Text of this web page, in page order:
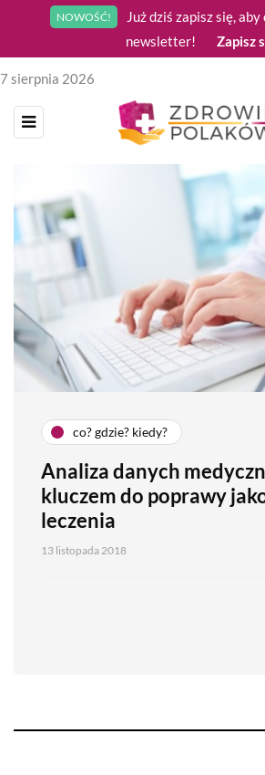
NOWOŚĆ!
Już dziś zapisz się,
newsletter!
Zapisz
7 sierpnia 2026
co? gdzie? kiedy?
Analiza danych
kluczem do poprawy
leczenia
13 listopada 2018